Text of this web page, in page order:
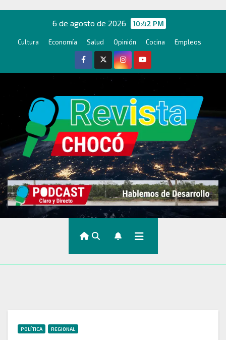
contenido
6 de agosto de 2026 10:42 PM
Cultura Economía Salud Opinión Cocina Empleos
POLÍTICA REGIONAL